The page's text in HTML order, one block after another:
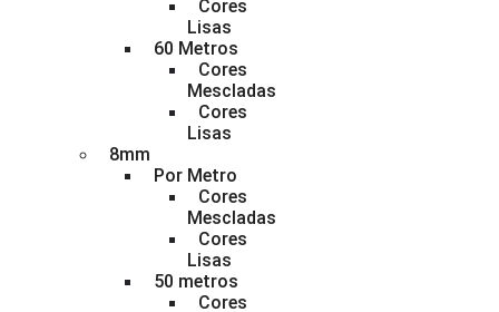
Cores
Lisas
60 Metros
Cores
Mescladas
Cores
Lisas
8mm
Por Metro
Cores
Mescladas
Cores
Lisas
50 metros
Cores